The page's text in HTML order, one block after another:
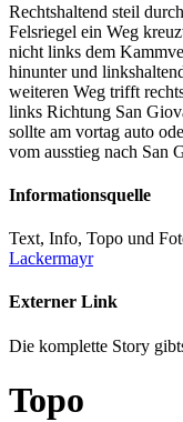
Rechtshaltend steil
Felsriegel ein Weg
nicht links dem
hinunter und
weiteren Weg trifft
links Richtung San
sollte am vortag auto
vom ausstieg nach San
Informationsquelle
Text, Info, Topo und
Lackermayr
Externer Link
Die komplette Story
Topo